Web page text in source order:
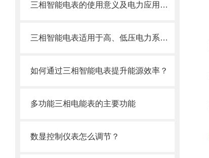
三相智能电表的使用意义及电力应用价值
三相智能电表适用于高、低压电力系统中需要检测电力参数的场合
如何通过三相智能电表提升能源效率？
多功能三相电能表的主要功能
数显控制仪表怎么调节？